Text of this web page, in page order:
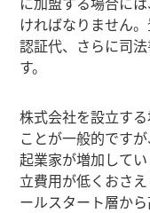
ければなりません
認証代、さらに司
す。
株式会社を設立す
ことが一般的です
起業家が増加して
立費用が低くおさ
ールスタート層か